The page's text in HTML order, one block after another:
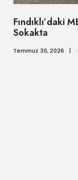
Fındıklı’daki
Sokakta
Temmuz 30, 2026 |